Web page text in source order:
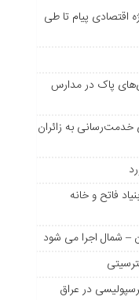
اقتصادی پیام تا طی
پاک در مدارس
به زائران
فاتح و خانه
– شمال اجرا می شود
در عراق